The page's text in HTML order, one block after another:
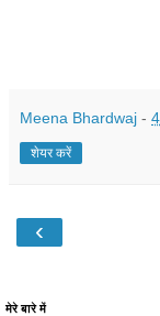
Meena Bhardwaj -
शेयर करें
‹
मेरे बारे में